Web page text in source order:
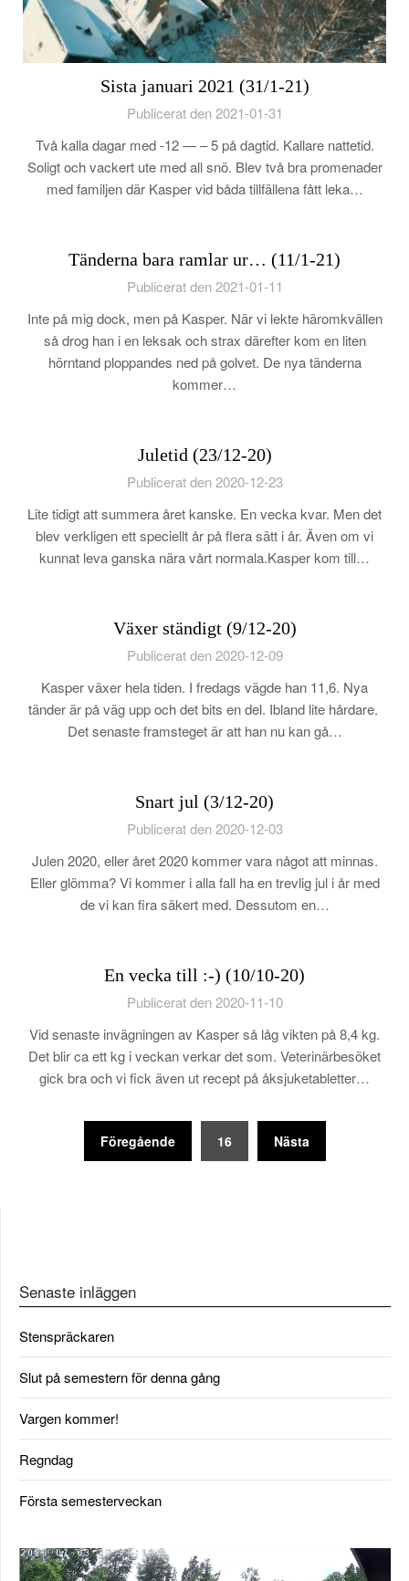
Sista januari 2021 (31/1-21)
Publicerat den 2021-01-31
Två kalla dagar med -12 — – 5 på dagtid. Kallare nattetid.
Soligt och vackert ute med all snö. Blev två bra promenader
med familjen där Kasper vid båda tillfällena fått leka…
Tänderna bara ramlar ur… (11/1-21)
Publicerat den 2021-01-11
Inte på mig dock, men på Kasper. När vi lekte häromkvällen
så drog han i en leksak och strax därefter kom en liten
hörntand ploppandes ned på golvet. De nya tänderna
kommer…
Juletid (23/12-20)
Publicerat den 2020-12-23
Lite tidigt att summera året kanske. En vecka kvar. Men det
blev verkligen ett speciellt år på flera sätt i år. Även om vi
kunnat leva ganska nära vårt normala.Kasper kom till…
Växer ständigt (9/12-20)
Publicerat den 2020-12-09
Kasper växer hela tiden. I fredags vägde han 11,6. Nya
tänder är på väg upp och det bits en del. Ibland lite hårdare.
Det senaste framsteget är att han nu kan gå…
Snart jul (3/12-20)
Publicerat den 2020-12-03
Julen 2020, eller året 2020 kommer vara något att minnas.
Eller glömma? Vi kommer i alla fall ha en trevlig jul i år med
de vi kan fira säkert med. Dessutom en…
En vecka till :-) (10/10-20)
Publicerat den 2020-11-10
Vid senaste invägningen av Kasper så låg vikten på 8,4 kg.
Det blir ca ett kg i veckan verkar det som. Veterinärbesöket
gick bra och vi fick även ut recept på åksjuketabletter…
SidnumreringFöregående 16 Nästa
Senaste inläggen
Stenspräckaren
Slut på semestern för denna gång
Vargen kommer!
Regndag
Första semesterveckan